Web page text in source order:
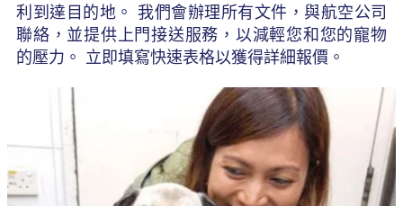
利到達目的地。 我們會辦理所有文件，與航空公司
聯絡，並提供上門接送服務，以減輕您和您的寵物
的壓力。 立即填寫快速表格以獲得詳細報價。